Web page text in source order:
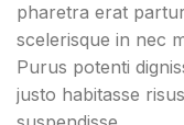
pharetra erat
scelerisque in nec
Purus potenti
justo habitasse